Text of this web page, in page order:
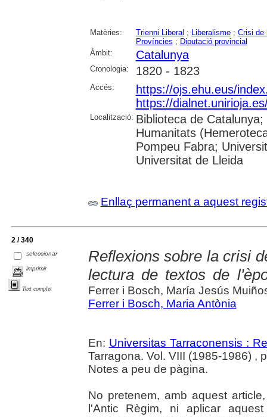
Matèries: Trienni Liberal ; Liberalisme; Crisi de
Províncies ; Diputació provincial
Àmbit:
Catalunya
Cronologia: 1820 - 1823
Accés:
https://ojs.ehu.eus/
https://
Localització: Biblioteca de
Humanitats
Pompeu Fabra;
Universitat de Lleida
Enllaç permanent a aquest
2 / 340
seleccionar
imprimir
Text complet
Reflexions sobre la crisi
lectura de textos de
Ferrer i Bosch, María Jesús
Ferrer i Bosch, Maria Antònia
En: Universitas Tarraconensis :
Tarragona. Vol. VIII (1985-1986) ,
Notes a peu de pàgina.
No pretenem, amb aquest
l'Antic Règim, ni aplicar